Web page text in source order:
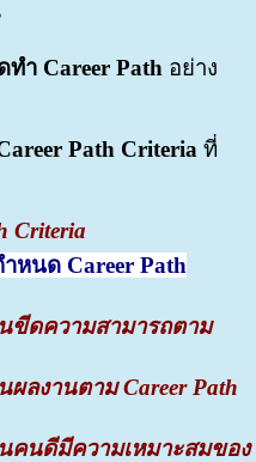
ทำ Career Path อย่าง
Path Criteria ที่
Criteria
หนด Career Path
ขีดความสามารถตาม
ลงานตาม Career Path
คนดีมีความเหมาะสมของ